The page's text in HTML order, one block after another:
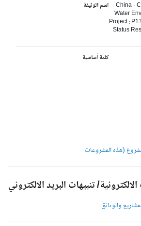
اسم الوثيقة
China
Water
Project :
Status
كلمة أساسية
(هذه المشروعات
تنبيهات البريد الالكتروني
والوثائق